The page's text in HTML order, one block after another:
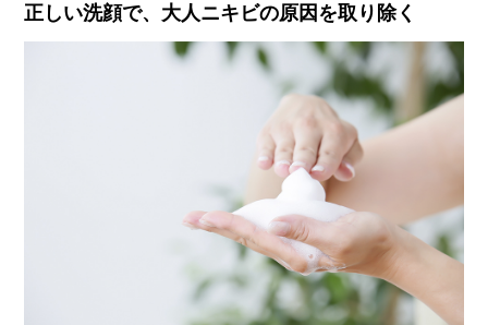
正しい洗顔で、大人ニキビの原因を取り除く